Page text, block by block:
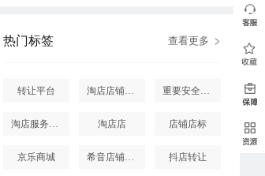
热门标签 查看更多
转让平台 淘店店铺怎么投诉 重要安全提醒
淘店服务市场 淘店店 店铺店标
京乐商城 希音店铺购买 抖店转让